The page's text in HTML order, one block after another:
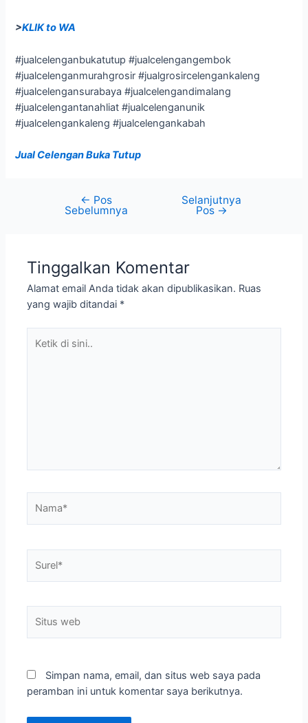
>KLIK to WA
#jualcelenganbukatutup #jualcelengangembok
#jualcelenganmurahgrosir #jualgrosircelengankaleng
#jualcelengansurabaya #jualcelengandimalang
#jualcelengantanahliat #jualcelenganunik
#jualcelengankaleng #jualcelengankabah
Jual Celengan Buka Tutup
← Pos
Sebelumnya
Selanjutnya
Pos →
Tinggalkan Komentar
Alamat email Anda tidak akan dipublikasikan. Ruas
yang wajib ditandai *
web
Simpan nama, email, dan situs web saya pada
peramban ini untuk komentar saya berikutnya.